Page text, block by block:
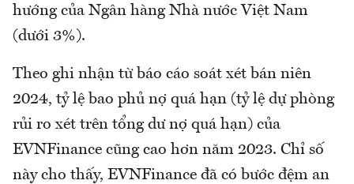
hướng của Ngân hàng Nhà nước Việt Nam
(dưới 3%).
Theo ghi nhận từ báo cáo soát xét bán niên
2024, tỷ lệ bao phủ nợ quá hạn (tỷ lệ dự phòng
rủi ro xét trên tổng dư nợ quá hạn) của
EVNFinance cũng cao hơn năm 2023. Chỉ số
này cho thấy, EVNFinance đã có bước đệm an